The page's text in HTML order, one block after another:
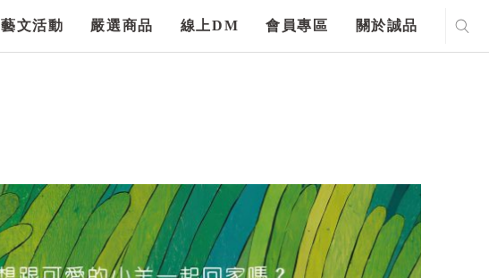
藝文活動 嚴選商品 線上DM 會員專區 關於誠品